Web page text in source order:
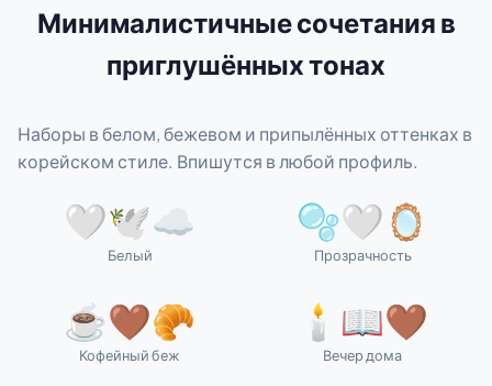
Минималистичные сочетания в
приглушённых тонах
Наборы в белом, бежевом и припылённых оттенках в
корейском стиле. Впишутся в любой профиль.
🤍🕊️☁️
Белый
🫧🤍🪞
Прозрачность
☕🤎🥐
Кофейный беж
🕯️📖🤎
Вечер дома